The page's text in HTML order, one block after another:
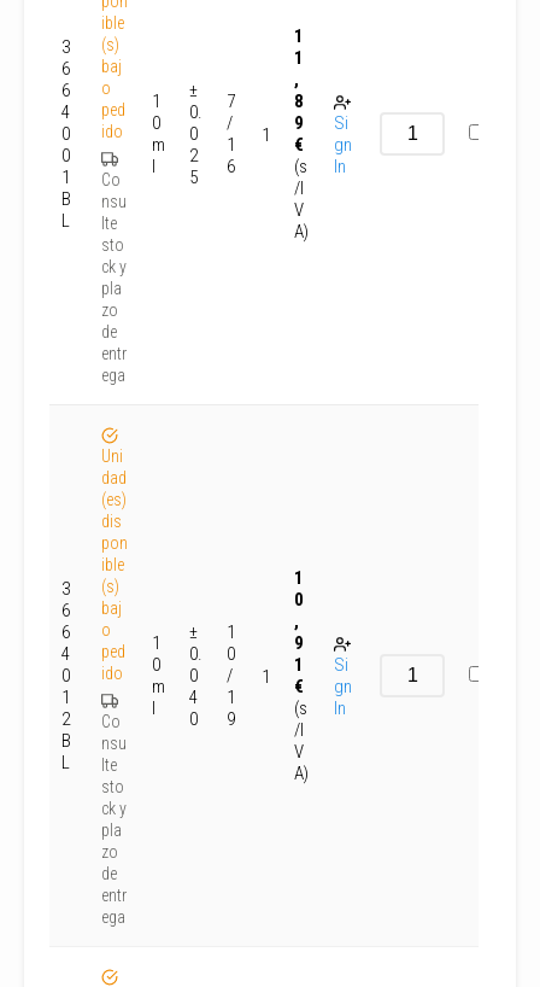
3
6
6
4
0
0
1
B
L
ible
(s)
baj
o
ped
ido
Co
nsu
lte
sto
ck y
pla
zo
de
entr
ega
1
0
m
l
±
0.
0
2
5
7
/
1
6
1
1
1
,
8
9
€
(s
/I
V
A)
Si
gn
In
3
6
6
4
0
1
2
B
L
Uni
dad
(es)
dis
pon
ible
(s)
baj
o
ped
ido
Co
nsu
lte
sto
ck y
pla
zo
de
entr
ega
1
0
m
l
±
0.
0
4
0
1
0
/
1
9
1
1
0
,
9
1
€
(s
/I
V
A)
Si
gn
In